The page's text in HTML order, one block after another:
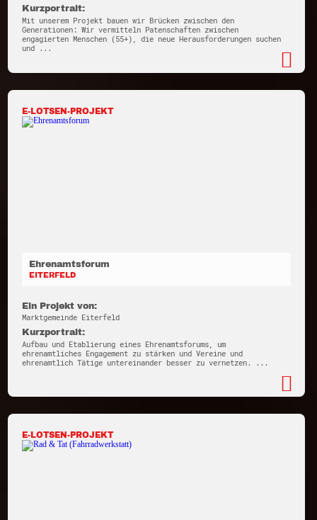
Kurzportrait:
Mit unserem Projekt bauen wir Brücken zwischen den
Generationen: Wir vermitteln Patenschaften zwischen
engagierten Menschen (55+), die neue Herausforderungen suchen
und ...
E-LOTSEN-PROJEKT
Ehrenamtsforum
EITERFELD
Ein Projekt von:
Marktgemeinde Eiterfeld
Kurzportrait:
Aufbau und Etablierung eines Ehrenamtsforums, um
ehrenamtliches Engagement zu stärken und Vereine und
ehrenamtlich Tätige untereinander besser zu vernetzen. ...
E-LOTSEN-PROJEKT